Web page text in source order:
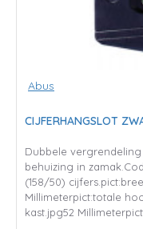
Abus
CIJFERHANGSLOT
Dubbele
behuizing in
(158/50)
Millimeterpict:totale
kast.jpg52